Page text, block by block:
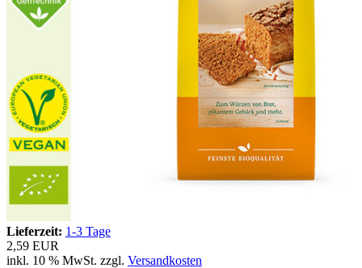
Lieferzeit: 1-3 Tage
2,59 EUR
inkl. 10 % MwSt. zzgl. Versandkosten